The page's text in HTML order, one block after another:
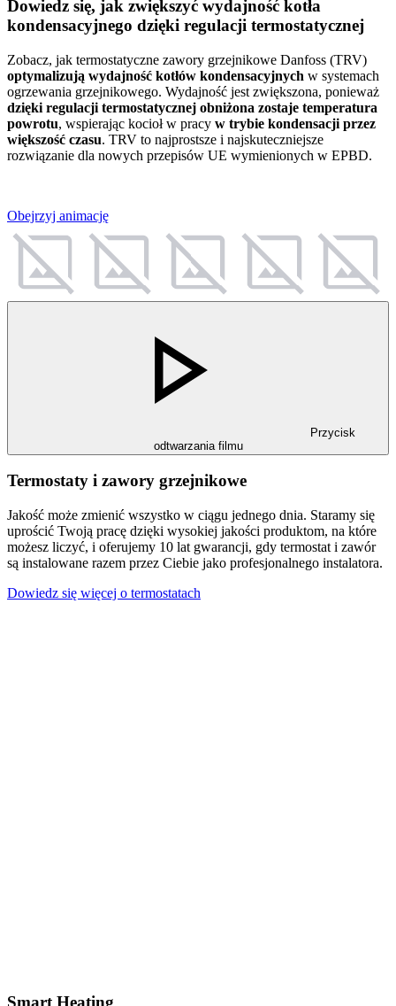
Dowiedz się, jak zwiększyć wydajność kotła
kondensacyjnego dzięki regulacji termostatycznej
Zobacz, jak termostatyczne zawory grzejnikowe Danfoss (TRV)
optymalizują wydajność kotłów kondensacyjnych w systemach
ogrzewania grzejnikowego. Wydajność jest zwiększona, ponieważ
dzięki regulacji termostatycznej obniżona zostaje temperatura
powrotu, wspierając kocioł w pracy w trybie kondensacji przez
większość czasu. TRV to najprostsze i najskuteczniejsze
rozwiązanie dla nowych przepisów UE wymienionych w EPBD.
Obejrzyj animację
Przycisk
odtwarzania filmu
Termostaty i zawory grzejnikowe
Jakość może zmienić wszystko w ciągu jednego dnia. Staramy się
uprościć Twoją pracę dzięki wysokiej jakości produktom, na które
możesz liczyć, i oferujemy 10 lat gwarancji, gdy termostat i zawór
są instalowane razem przez Ciebie jako profesjonalnego instalatora.
Dowiedz się więcej o termostatach
Smart Heating